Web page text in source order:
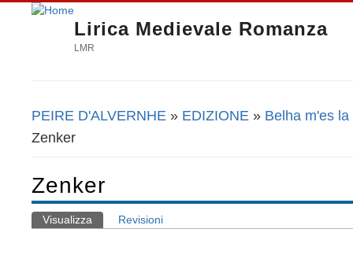
Lirica Medievale Romanza
LMR
Tu sei qui
PEIRE D'ALVERNHE » EDIZIONE » Belha m'es
Zenker
Zenker
Schede primarie
Visualizza (scheda attiva)
Revisioni